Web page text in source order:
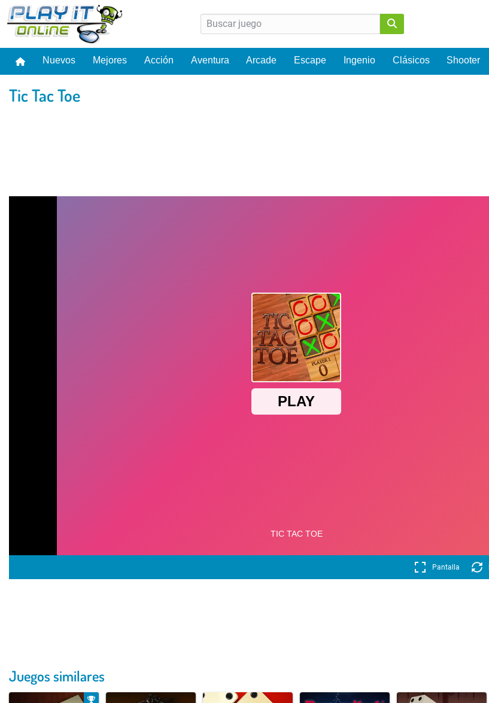
Nuevos Mejores Acción Aventura Arcade Escape Ingenio Clásicos Shooter
Tic Tac Toe
Pantalla
Juegos similares